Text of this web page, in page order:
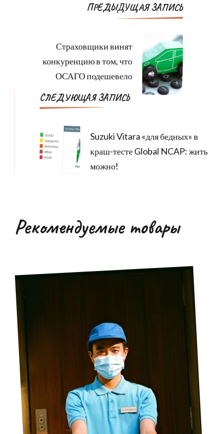
Навигация
ПРЕДЫДУЩАЯ ЗАПИСЬ
Страховщики винят
конкуренцию в том, что
ОСАГО подешевело
СЛЕДУЮЩАЯ ЗАПИСЬ
Suzuki Vitara «для бедных» в
краш-тесте Global NCAP: жить
можно!
Рекомендуемые товары